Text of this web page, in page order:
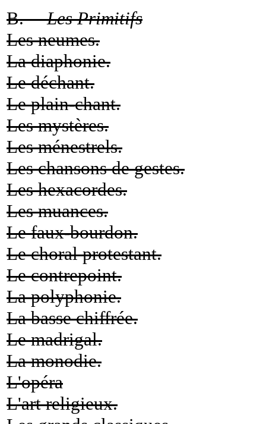
B. —Les Primitifs
Les neumes.
La diaphonie.
Le déchant.
Le plain-chant.
Les mystères.
Les ménestrels.
Les chansons de gestes.
Les hexacordes.
Les muances.
Le faux-bourdon.
Le choral protestant.
Le contrepoint.
La polyphonie.
La basse chiffrée.
Le madrigal.
La monodie.
L'opéra
L'art religieux.